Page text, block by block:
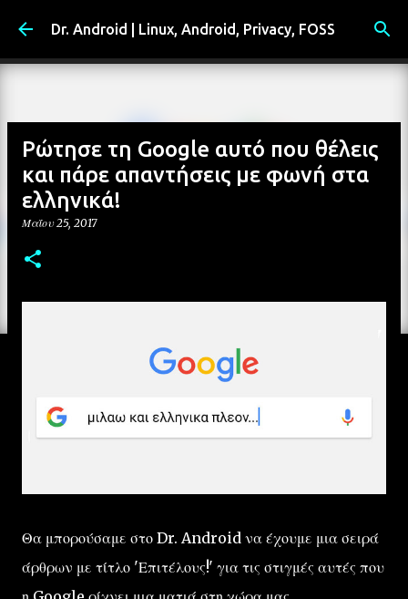
Μετάβαση στο κύριο περιεχόμενο
Dr. Android | Linux, Android, Privacy, FOSS
Ρώτησε τη Google αυτό που θέλεις
και πάρε απαντήσεις με φωνή στα
ελληνικά!
Μαΐου 25, 2017
Θα μπορούσαμε στο Dr. Android να έχουμε μια σειρά
άρθρων με τίτλο 'Επιτέλους!' για τις στιγμές αυτές που